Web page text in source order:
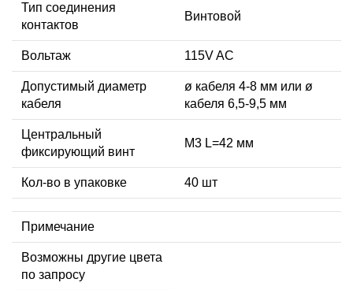
Тип соединения
контактов
Винтовой
Вольтаж 115V AC
Допустимый диаметр
кабеля
ø кабеля 4-8 мм или ø
кабеля 6,5-9,5 мм
Центральный
фиксирующий винт
М3 L=42 мм
Кол-во в упаковке 40 шт
Примечание
Возможны другие цвета
по запросу